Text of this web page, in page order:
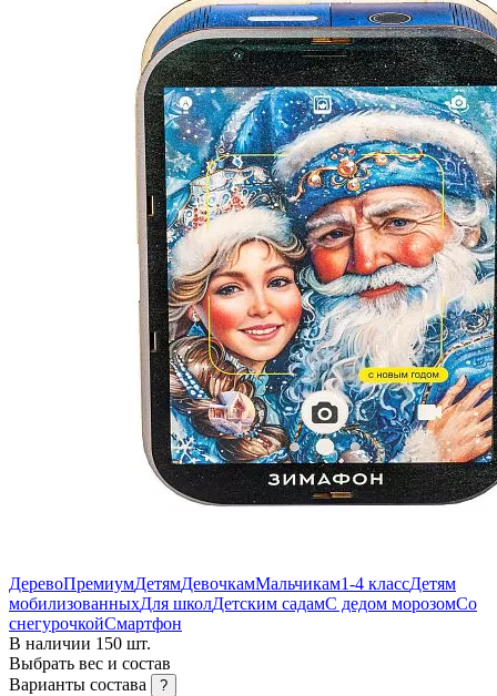
ДеревоПремиумДетямДевочкамМальчикам1-4 классДетям
мобилизованныхДля школДетским садамС дедом морозомСо
снегурочкойСмартфон
В наличии 150 шт.
Выбрать вес и состав
Варианты состава
?